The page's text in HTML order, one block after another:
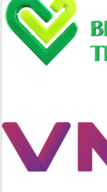
đấu có 77% xã đạt chuẩn nông thôn
mới
Chuyển đổi số 'mở đường' cho nông
nghiệp Đắk Lắk tăng trưởng bứt phá
Triển khai đồng bộ đo đạc, lập hồ sơ
địa chính, hoàn thiện cơ sở dữ liệu đất
Đảng từ Sổ tay đảng viên điện tử
Đắk Lắk đẩy mạnh nuôi biển công
nghệ, hướng tới phát triển thủy sản
bền vững
Tập huấn nâng cao năng lực triển khai